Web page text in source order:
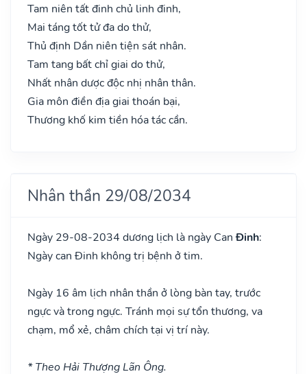
Tam niên tất đinh chủ linh đinh,
Mai táng tốt tử đa do thử,
Thủ định Dần niên tiện sát nhân.
Tam tang bất chỉ giai do thử,
Nhất nhân dược độc nhị nhân thân.
Gia môn điền địa giai thoán bại,
Thương khố kim tiền hóa tác cần.
Nhân thần 29/08/2034
Ngày 29-08-2034 dương lịch là ngày CanĐinh:
Ngày can Đinh không trị bệnh ở tim.
Ngày 16 âm lịch nhân thần ở lòng bàn tay, trước
ngực và trong ngực. Tránh mọi sự tổn thương, va
chạm, mổ xẻ, châm chích tại vị trí này.
* Theo Hải Thượng Lãn Ông.